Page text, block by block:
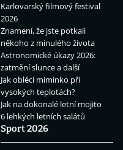
Karlovarský filmový festival
2026
Znamení, že jste potkali
někoho z minulého života
Astronomické úkazy 2026:
zatmění slunce a další
Jak obléci miminko při
vysokých teplotách?
Jak na dokonalé letní mojito
6 lehkých letních salátů
Sport 2026